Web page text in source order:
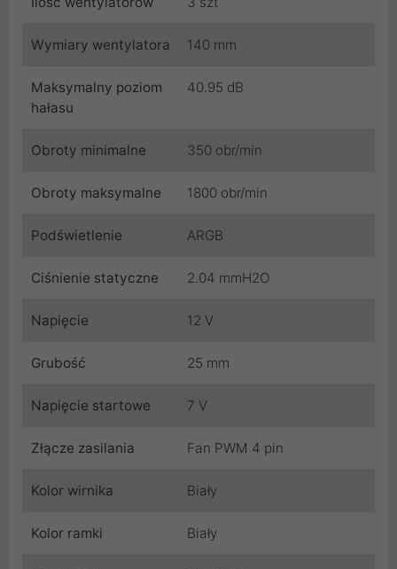
Wymiary wentylatora 140 mm
Maksymalny poziom
hałasu
40.95 dB
Obroty minimalne 350 obr/min
Obroty maksymalne 1800 obr/min
Podświetlenie ARGB
Ciśnienie statyczne 2.04 mmH2O
Napięcie 12 V
Grubość 25 mm
Napięcie startowe 7 V
Złącze zasilania Fan PWM 4 pin
Kolor wirnika Biały
Kolor ramki Biały